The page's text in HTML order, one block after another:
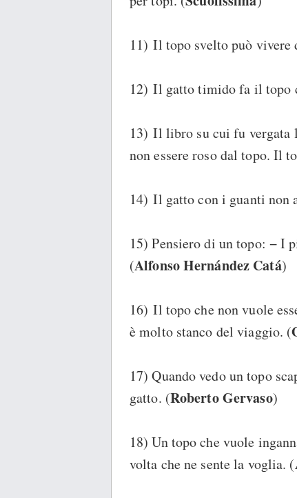
11) Il topo svelto può vivere
12) Il gatto timido fa il topo
13) Il libro su cui fu vergata
non essere roso dal topo. Il
14) Il gatto con i guanti non
15) Pensiero di un topo: − I
(Alfonso Hernández Catá)
16) Il topo che non vuole
è molto stanco del viaggio. (
17) Quando vedo un topo
gatto. (Roberto Gervaso)
18) Un topo che vuole
volta che ne sente la voglia. (